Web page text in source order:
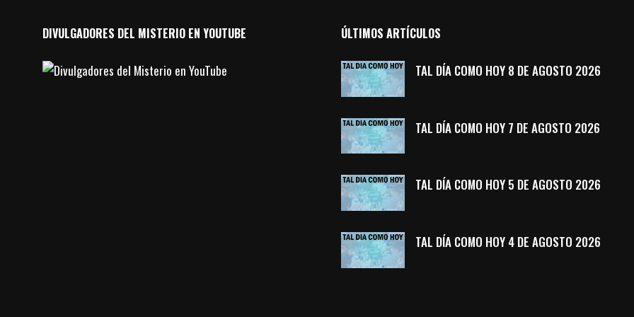
DIVULGADORES DEL MISTERIO EN YOUTUBE ÚLTIMOS ARTÍCULOS
TAL DÍA COMO HOY 8 DE AGOSTO 2026
TAL DÍA COMO HOY 7 DE AGOSTO 2026
TAL DÍA COMO HOY 5 DE AGOSTO 2026
TAL DÍA COMO HOY 4 DE AGOSTO 2026